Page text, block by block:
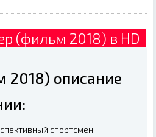
(фильм 2018) в HD
2018) описание
спортсмен,